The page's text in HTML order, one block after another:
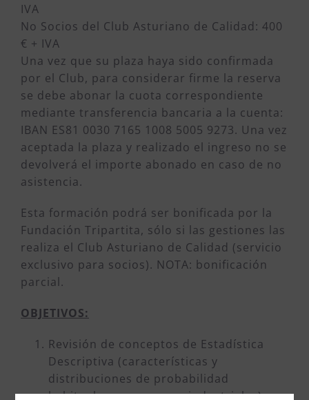
IVA
No Socios del Club Asturiano de Calidad: 400
€ + IVA
Una vez que su plaza haya sido confirmada
por el Club, para considerar firme la reserva
se debe abonar la cuota correspondiente
mediante transferencia bancaria a la cuenta:
IBAN ES81 0030 7165 1008 5005 9273. Una vez
aceptada la plaza y realizado el ingreso no se
devolverá el importe abonado en caso de no
asistencia.
Esta formación podrá ser bonificada por la
Fundación Tripartita, sólo si las gestiones las
realiza el Club Asturiano de Calidad (servicio
exclusivo para socios). NOTA: bonificación
parcial.
OBJETIVOS:
Revisión de conceptos de Estadística
Descriptiva (características y
distribuciones de probabilidad
habituales en procesos industriales),